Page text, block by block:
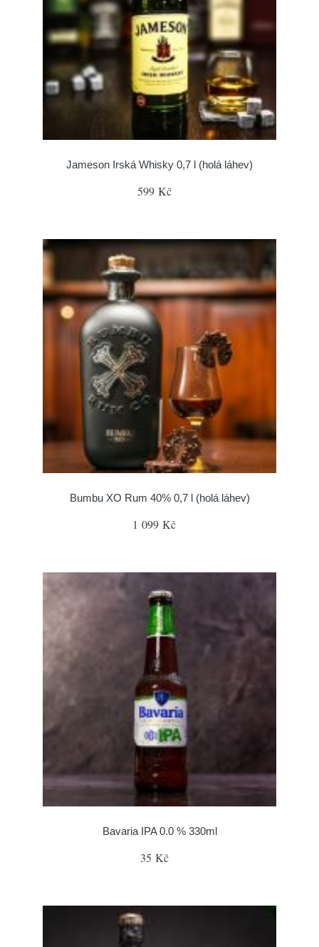
Jameson Irská Whisky 0,7 l (holá láhev)
599 Kč
Bumbu XO Rum 40% 0,7 l (holá láhev)
1 099 Kč
Bavaria IPA 0.0 % 330ml
35 Kč